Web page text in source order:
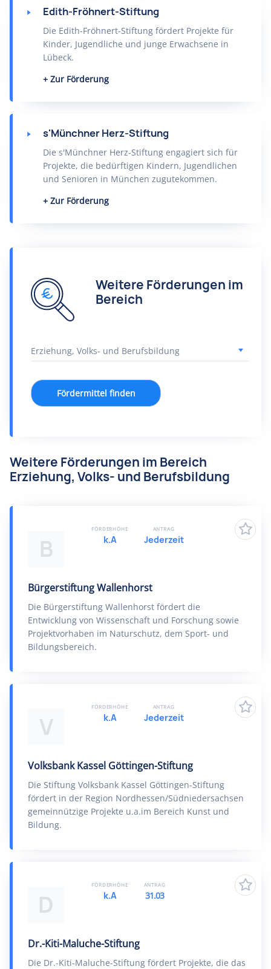
Edith-Fröhnert-Stiftung
Die Edith-Fröhnert-Stiftung fördert Projekte für
Kinder, Jugendliche und junge Erwachsene in
Lübeck.
Zur Förderung
s'Münchner Herz-Stiftung
Die s'Münchner Herz-Stiftung engagiert sich für
Projekte, die bedürftigen Kindern, Jugendlichen
und Senioren in München zugutekommen.
Zur Förderung
Weitere Förderungen im
Bereich
Fördermittel finden
Weitere Förderungen im Bereich
Erziehung, Volks- und Berufsbildung
B
Bürgerstiftung Wallenhorst
Die Bürgerstiftung Wallenhorst fördert die
Entwicklung von Wissenschaft und Forschung sowie
Projektvorhaben im Naturschutz, dem Sport- und
Bildungsbereich.
FÖRDERHÖHE
k.A
ANTRAG
Jederzeit
V
Volksbank Kassel Göttingen-Stiftung
Die Stiftung Volksbank Kassel Göttingen-Stiftung
fördert in der Region Nordhessen/Südniedersachsen
gemeinnützige Projekte u.a.im Bereich Kunst und
Bildung.
FÖRDERHÖHE
k.A
ANTRAG
Jederzeit
D
Dr.-Kiti-Maluche-Stiftung
Die Dr.-Kiti-Maluche-Stiftung fördert Projekte, die das
FÖRDERHÖHE
k.A
ANTRAG
31.03